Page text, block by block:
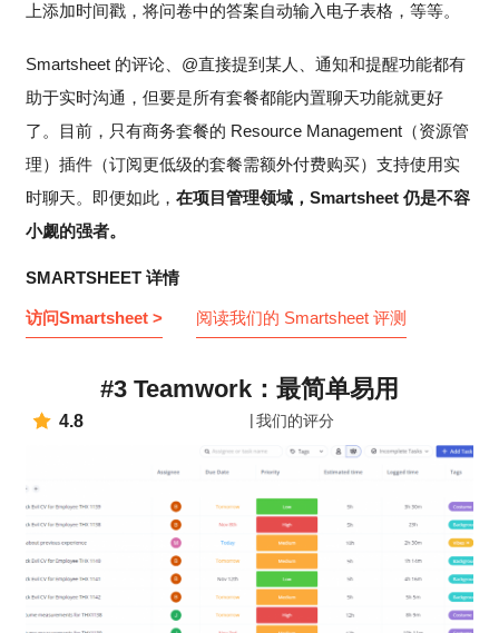
上添加时间戳，将问卷中的答案自动输入电子表格，等等。
Smartsheet 的评论、@直接提到某人、通知和提醒功能都有
助于实时沟通，但要是所有套餐都能内置聊天功能就更好
了。目前，只有商务套餐的 Resource Management（资源管
理）插件（订阅更低级的套餐需额外付费购买）支持使用实
时聊天。即便如此， 在项目管理领域，Smartsheet 仍是不容
小觑的强者。
SMARTSHEET 详情
访问Smartsheet > 阅读我们的 Smartsheet 评测
#3 Teamwork：最简单易用
4.8 我们的评分